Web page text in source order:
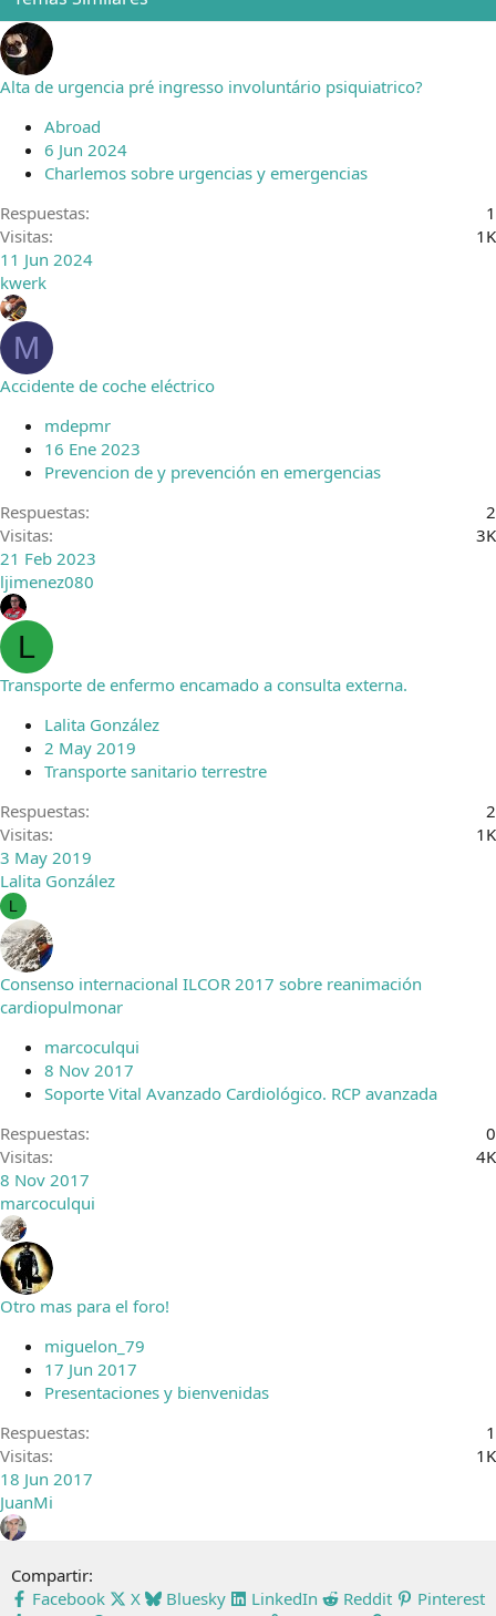
Alta de urgencia pré ingresso involuntário psiquiatrico?
Abroad
6 Jun 2024
Charlemos sobre urgencias y emergencias
Respuestas
1
Visitas
1K
11 Jun 2024
kwerk
M
Accidente de coche eléctrico
mdepmr
16 Ene 2023
Prevencion de y prevención en emergencias
Respuestas
2
Visitas
3K
21 Feb 2023
ljimenez080
L
Transporte de enfermo encamado a consulta externa.
Lalita González
2 May 2019
Transporte sanitario terrestre
Respuestas
2
Visitas
1K
3 May 2019
Lalita González
L
Consenso internacional ILCOR 2017 sobre reanimación
cardiopulmonar
marcoculqui
8 Nov 2017
Soporte Vital Avanzado Cardiológico. RCP avanzada
Respuestas
0
Visitas
4K
8 Nov 2017
marcoculqui
Otro mas para el foro!
miguelon_79
17 Jun 2017
Presentaciones y bienvenidas
Respuestas
1
Visitas
1K
18 Jun 2017
JuanMi
Compartir:
Facebook
X Bluesky LinkedIn Reddit
Pinterest